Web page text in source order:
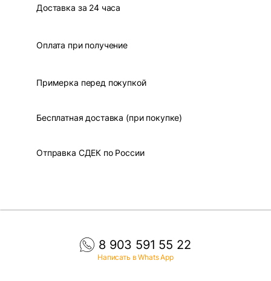
Доставка за 24 часа
Оплата при получение
Примерка перед покупкой
Бесплатная доставка (при покупке)
Отправка СДЕК по России
8 903 591 55 22
Написать в Whats App